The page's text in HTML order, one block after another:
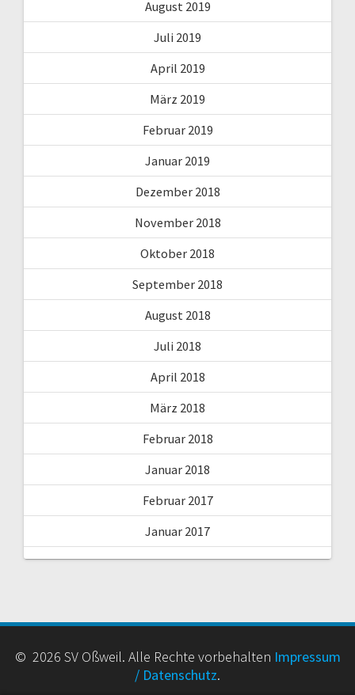
August 2019
Juli 2019
April 2019
März 2019
Februar 2019
Januar 2019
Dezember 2018
November 2018
Oktober 2018
September 2018
August 2018
Juli 2018
April 2018
März 2018
Februar 2018
Januar 2018
Februar 2017
Januar 2017
© 2026 SV Oßweil. Alle Rechte vorbehalten Impressum
/ Datenschutz.